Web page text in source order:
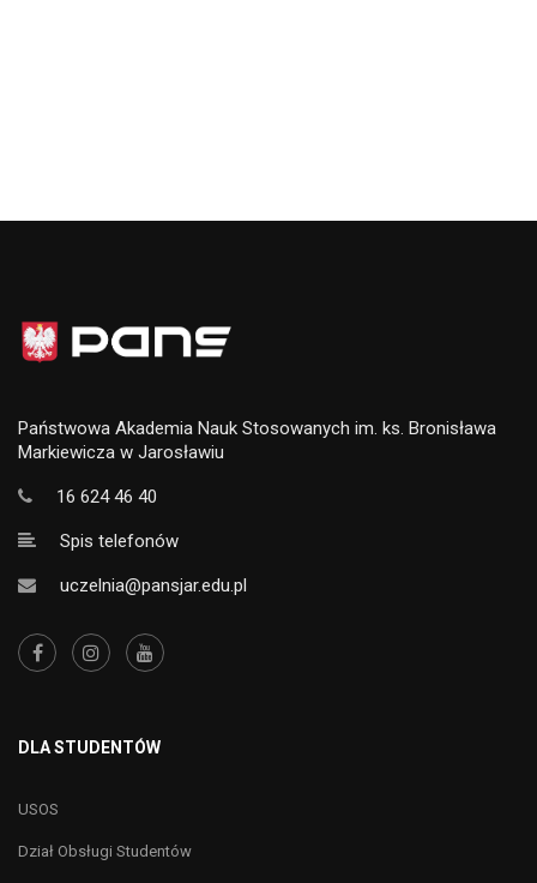
Państwowa Akademia Nauk Stosowanych im. ks. Bronisława
Markiewicza w Jarosławiu
16 624 46 40
Spis telefonów
uczelnia@pansjar.edu.pl
DLA STUDENTÓW
USOS
Dział Obsługi Studentów